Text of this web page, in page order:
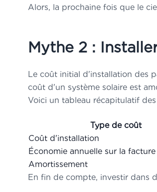
Alors, la prochaine fois que le
Mythe 2 :
Le coût initial d'installation des
coût d'un système solaire est
Voici un tableau récapitulatif
Type de coût
Coût d'installation
Économie annuelle sur la
Amortissement
En fin de compte, investir dans